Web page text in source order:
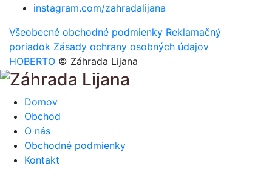
instagram.com/zahradalijana
Všeobecné obchodné podmienky Reklamačný
poriadok Zásady ochrany osobných údajov
HOBERTO © Záhrada Lijana
Domov
Obchod
O nás
Obchodné podmienky
Kontakt